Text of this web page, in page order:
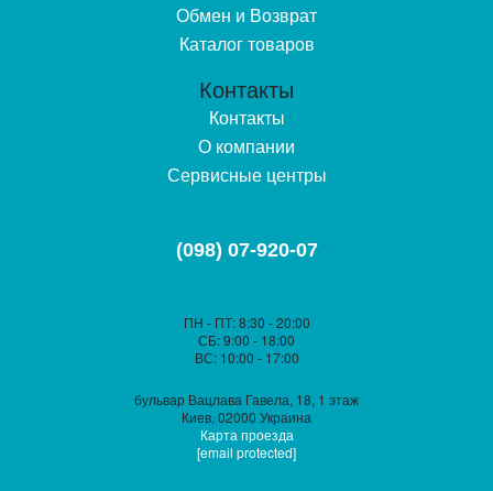
Обмен и Возврат
Каталог товаров
Контакты
Контакты
О компании
Сервисные центры
(098) 07-920-07
ПН - ПТ: 8:30 - 20:00
СБ: 9:00 - 18:00
ВС: 10:00 - 17:00
бульвар Вацлава Гавела, 18, 1 этаж
Киев, 02000 Украина
Карта проезда
[email protected]